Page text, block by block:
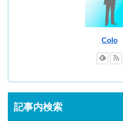
Colo
記事内検索